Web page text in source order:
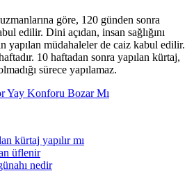
göre, 120 günden sonra
edilir. Dini açıdan, insan sağlığını
yapılan müdahaleler de caiz kabul edilir.
10 haftadan sonra yapılan kürtaj,
sürece yapılamaz.
Yay Konforu Bozar Mı
kürtaj yapılır mı
üflenir
nedir